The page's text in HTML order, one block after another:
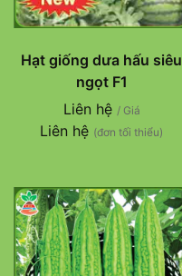
Hạt giống dưa hấu siêu
ngọt F1
Liên hệ / Giá
Liên hệ (đơn tối thiểu)